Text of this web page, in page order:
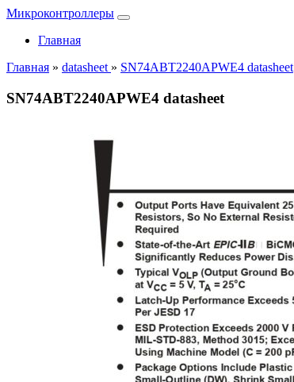
Микроконтроллеры
Главная
Главная » datasheet » SN74ABT2240APWE4 datasheet
SN74ABT2240APWE4 datasheet